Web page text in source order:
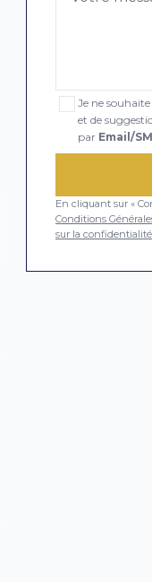
Je ne
et de
par Email/
En cliquant sur «
Conditions
sur la confidentialité